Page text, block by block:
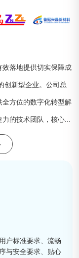
落地提供切实保障成
创新型企业。公司总
方位的数字化转型解
的技术团队，核心...
户标准要求、流畅
与安全要求、贴心